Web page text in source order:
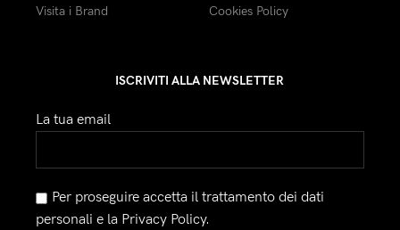
Visita i Brand
Cookies Policy
ISCRIVITI ALLA NEWSLETTER
La tua email
Per proseguire accetta il trattamento dei dati
personali e la Privacy Policy.